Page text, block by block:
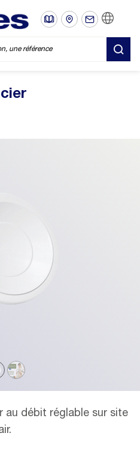
au débit réglable sur site